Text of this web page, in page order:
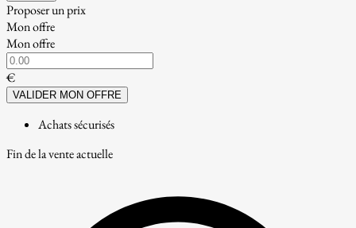
Proposer un prix
Mon offre
Mon offre
€
VALIDER MON OFFRE
Achats sécurisés
Fin de la vente actuelle